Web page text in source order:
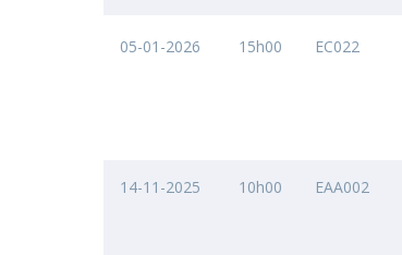
05-01-2026 15h00 EC022
14-11-2025 10h00 EAA002